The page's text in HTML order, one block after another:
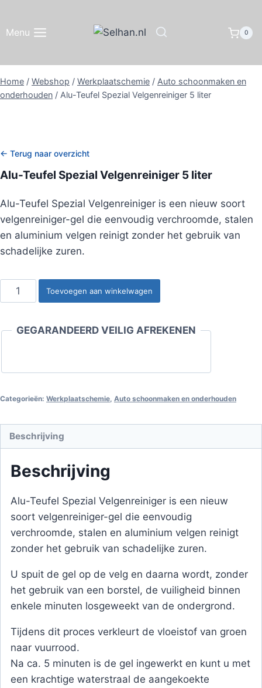
inhoud
Menu 0
Home / Webshop / Werkplaatschemie / Auto schoonmaken en
onderhouden / Alu-Teufel Spezial Velgenreiniger 5 liter
← Terug naar overzicht
Alu-Teufel Spezial Velgenreiniger 5 liter
Alu-Teufel Spezial Velgenreiniger is een nieuw soort
velgenreiniger-gel die eenvoudig verchroomde, stalen
en aluminium velgen reinigt zonder het gebruik van
schadelijke zuren.
Alu-
Teufel
Velgenreiniger
Toevoegen aan winkelwagen
GEGARANDEERD VEILIG AFREKENEN
Categorieën: Werkplaatschemie, Auto schoonmaken en onderhouden
Beschrijving
Beschrijving
Alu-Teufel Spezial Velgenreiniger is een nieuw
soort velgenreiniger-gel die eenvoudig
verchroomde, stalen en aluminium velgen reinigt
zonder het gebruik van schadelijke zuren.
U spuit de gel op de velg en daarna wordt, zonder
het gebruik van een borstel, de vuiligheid binnen
enkele minuten losgeweekt van de ondergrond.
Tijdens dit proces verkleurt de vloeistof van groen
naar vuurrood.
Na ca. 5 minuten is de gel ingewerkt en kunt u met
een krachtige waterstraal de aangekoekte